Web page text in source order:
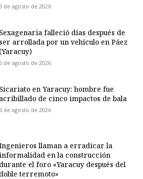
5 de agosto de 2026
Sexagenaria falleció días después de
ser arrollada por un vehículo en Páez
(Yaracuy)
5 de agosto de 2026
Sicariato en Yaracuy: hombre fue
acribillado de cinco impactos de bala
5 de agosto de 2026
llaman a erradicar la
en la construcción
durante el foro «Yaracuy después del
doble terremoto»